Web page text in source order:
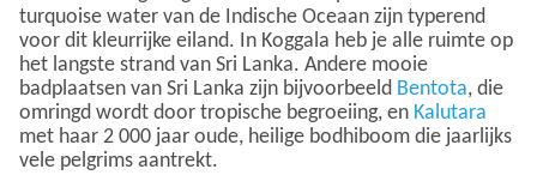
turquoise water van de Indische Oceaan zijn typerend
voor dit kleurrijke eiland. In Koggala heb je alle ruimte op
het langste strand van Sri Lanka. Andere mooie
badplaatsen van Sri Lanka zijn bijvoorbeeld Bentota, die
omringd wordt door tropische begroeiing, en Kalutara
met haar 2 000 jaar oude, heilige bodhiboom die jaarlijks
vele pelgrims aantrekt.